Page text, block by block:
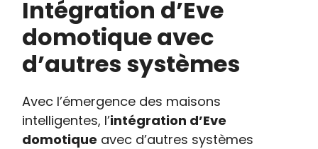
Intégration d’Eve
domotique avec
d’autres systèmes
Avec l’émergence des maisons
intelligentes, l’intégration d’Eve
domotique avec d’autres systèmes